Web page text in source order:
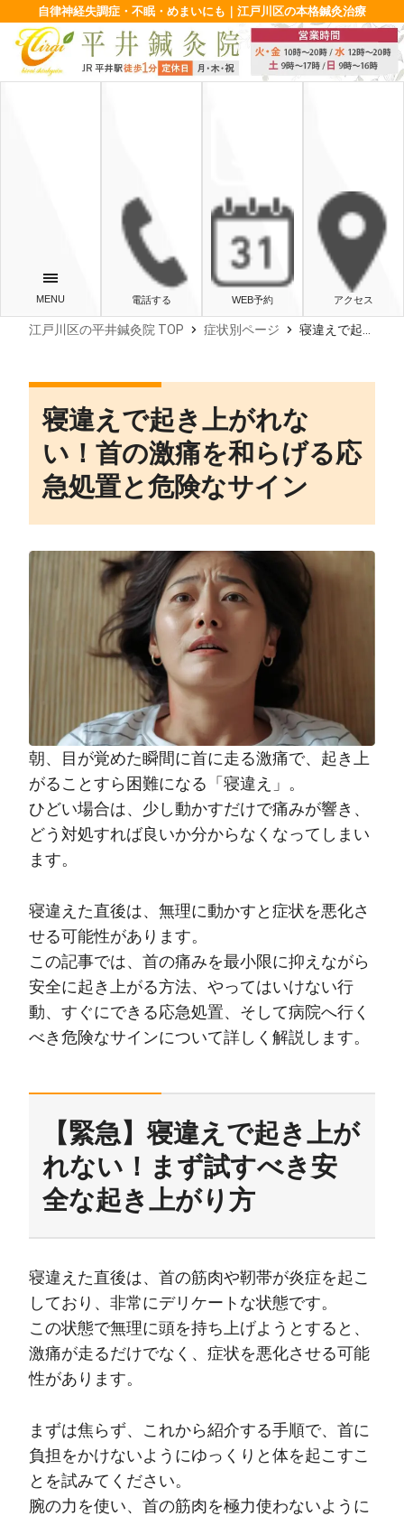
自律神経失調症・不眠・めまいにも｜江戸川区の本格鍼灸治療
電話する WEB予約 アクセス
江戸川区の平井鍼灸院 TOP chevron_right 症状別ページ chevron_right 寝違えで起き上がれない！首の激痛を和らげる応急処置と危険なサイン
寝違えで起き上がれな
い！首の激痛を和らげる応
急処置と危険なサイン
朝、目が覚めた瞬間に首に走る激痛で、起き上
がることすら困難になる「寝違え」。
ひどい場合は、少し動かすだけで痛みが響き、
どう対処すれば良いか分からなくなってしまい
ます。
寝違えた直後は、無理に動かすと症状を悪化さ
せる可能性があります。
この記事では、首の痛みを最小限に抑えながら
安全に起き上がる方法、やってはいけない行
動、すぐにできる応急処置、そして病院へ行く
べき危険なサインについて詳しく解説します。
【緊急】寝違えで起き上が
れない！まず試すべき安
全な起き上がり方
寝違えた直後は、首の筋肉や靭帯が炎症を起こ
しており、非常にデリケートな状態です。
この状態で無理に頭を持ち上げようとすると、
激痛が走るだけでなく、症状を悪化させる可能
性があります。
まずは焦らず、これから紹介する手順で、首に
負担をかけないようにゆっくりと体を起こすこ
とを試みてください。
腕の力を使い、首の筋肉を極力使わないように